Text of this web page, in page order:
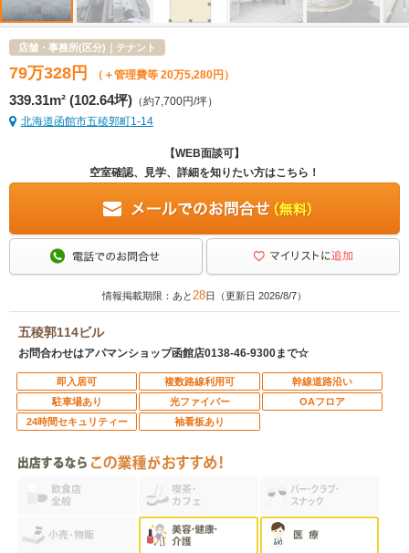
店舗・事務所(区分)｜テナント
79万328 円 （＋管理費等 20万5,280円）
339.31m² (102.64坪) （約7,700円/坪）
北海道函館市五稜郭町1-14
【WEB面談可】
空室確認、見学、詳細を知りたい方はこちら！
情報掲載期限：あと28日（更新日 2026/8/7）
五稜郭114ビル
お問合わせはアパマンショップ函館店0138-46-9300まで☆
即入居可 複数路線利用可
幹線道路沿い
駐車場あり
光ファイバー
OAフロア
24時間セキュリティー
袖看板あり